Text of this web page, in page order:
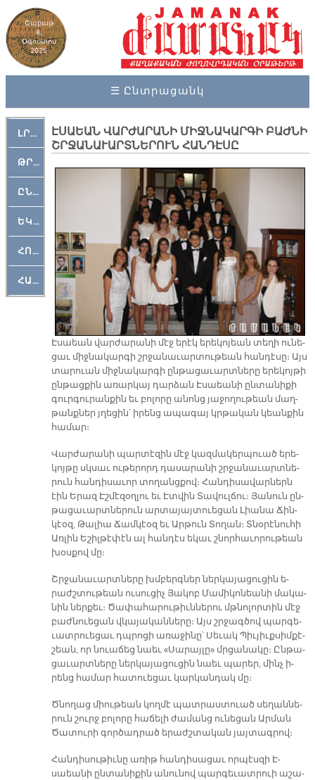
Շաբաթ
8,
Օգոստոս
2026
☰ Ընտրացանկ
ԼՐԱՀՈՍ
ԹՐՔԱՀԱՅ ԿԵԱՆՔ
ԸՆԿԵՐԱՄՇԱԿՈՒԹԱՅԻՆ
ԵԿԵՂԵՑԱԿԱՆ
ՀՈԳԵՄՏԱՒՈՐ
ՀԱՐԹԱԿ
ԷՍԱԵԱՆ ՎԱՐԺԱՐԱՆԻ ՄԻՋՆԱԿԱՐԳԻ ԲԱԺՆԻ
ՇՐՋԱՆԱՒԱՐՏՆԵՐՈՒՆ ՀԱՆԴԷՍԸ
Է­սաեան վար­ժա­րա­նի մէջ ե­րէկ ե­րե­կո­յեան տե­ղի ու­նե­
ցաւ միջ­նա­կար­գի շրջա­նա­ւար­տու­թեան հան­դէ­սը։ Այս
տա­րուան միջ­նա­կար­գի ըն­թա­ցա­ւարտ­նե­րը ե­րե­կոյ­թի
ըն­թաց­քին ա­ռար­կայ դար­ձան Է­սաեա­նի ըն­տա­նի­քի
գուր­գու­րան­քին եւ բո­լո­րը ա­նոնց յա­ջո­ղու­թեան մաղ­
թանք­ներ յղե­ցին՝ ի­րենց ա­պա­գայ կրթա­կան կեան­քին
հա­մար։
Վար­ժա­րա­նի պար­տէ­զին մէջ կազ­մա­կեր­պուած ե­րե­
կոյ­թը սկսաւ ու­թե­րորդ դա­սա­րա­նի շրջա­նա­ւարտ­նե­
րուն հան­դի­սա­ւոր տո­ղանց­քով։ Հան­դի­սա­վար­ներն
էին Ե­րազ Էշ­մէ­զօղ­լու եւ Էտ­վին Տա­վուլ­ճու։ Յա­նուն ըն­
թա­ցա­ւարտ­նե­րուն ար­տա­յայ­տուե­ցան Լիա­նա Ճին­
կէօզ, Թա­լիա Ճամ­կէօզ եւ Ար­թուն Տո­ղան։ Տնօ­րէ­նու­հի
Առ­լին Ե­շիլ­թէ­փէն ալ հան­դէս ե­կաւ շնոր­հա­ւո­րու­թեան
խօս­քով մը։
Շրջա­նա­ւարտ­նե­րը խմբերգ­ներ ներ­կա­յա­ցու­ցին ե­
րաժշ­տու­թեան ու­սու­ցիչ Յա­կոբ Մա­մի­կո­նեա­նի մա­կա­
նին ներ­քեւ։ Ծա­փա­հա­րու­թիւն­նե­րու մթնո­լոր­տին մէջ
բաժ­նուե­ցան վկա­յա­կան­նե­րը։ Այս շրջագ­ծով պար­գե­
ւատ­րուե­ցաւ դպրո­ցի ա­ռա­ջի­նը՝ Սե­ւակ Պիւ­յիւք­սիմ­քէ­
շեան, որ նուա­ճեց նաեւ «Սա­րայ­լը» մրցա­նա­կը։ Ըն­թա­
ցա­ւարտ­նե­րը ներ­կա­յա­ցու­ցին նաեւ պա­րեր, մինչ ի­
րենց հա­մար հա­տուե­ցաւ կար­կան­դակ մը։
Ծնո­ղաց միու­թեան կող­մէ պատ­րաս­տուած սե­ղան­նե­
րուն շուրջ բո­լո­րը հա­ճե­լի ժա­մանց ու­նե­ցան Ար­ման
Ծա­տու­րի գոր­ծադ­րած ե­րաժշ­տա­կան յայ­տագ­րով։
Հան­դի­սու­թիւ­նը ա­ռիթ հան­դի­սա­ցաւ որ­պէս­զի Է­
սաեա­նի ըն­տա­նի­քին ա­նու­նով պար­գե­ւատ­րուի ա­շա­